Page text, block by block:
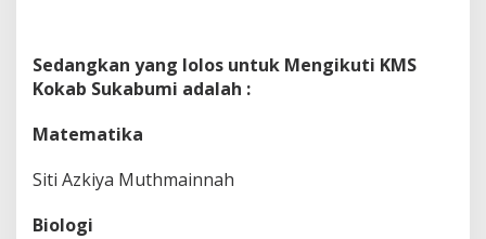
Sedangkan yang lolos untuk Mengikuti KMS
Kokab Sukabumi adalah :
Matematika
Siti Azkiya Muthmainnah
Biologi